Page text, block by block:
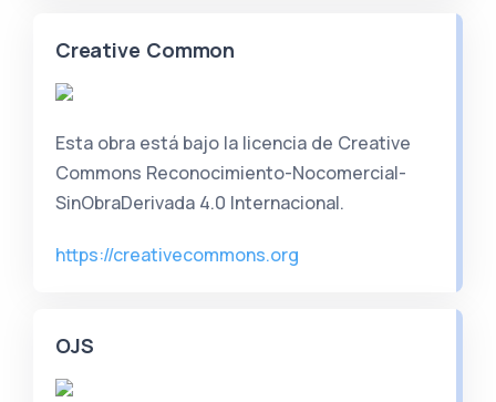
Creative Common
Esta obra está bajo la licencia de Creative
Commons Reconocimiento-Nocomercial-
SinObraDerivada 4.0 Internacional.
https://creativecommons.org
OJS